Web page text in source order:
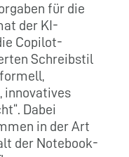
für die
der KI-
Copilot-
Schreibstil
innovatives
Dabei
in der Art
der Notebook-